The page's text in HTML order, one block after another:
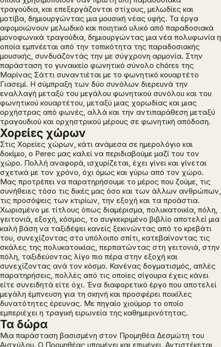
τραγούδια, και επεξεργάζονται στίχους, μελωδίες και
μοτίβα, δημιουργώντας μια μουσική νέας υφής. Τα έργα
αφομοιώνουν μελωδικό και ποιητικό υλικό από παραδοσιακά
μονοφωνικά τραγούδια, δημιουργώντας μια νέα πολυφωνία η
οποία εμπνέεται από την τοπικότητα της παραδοσιακής
μουσικής, συνδυάζοντάς την με σύγχρονη αρμονία. Στην
παράσταση το γυναικείο φωνητικό σύνολο chórεs της
Μαρίνας Σάττι συναντιέται με το φωνητικό κουαρτέτο
Γιασεμί. Η σύμπραξη των δύο συνόλων διερευνά την
εναλλαγή μεταξύ του μεγάλου φωνητικού συνόλου και του
φωνητικού κουαρτέτου, μεταξύ μιας χορωδίας και μιας
ορχήστρας από φωνές, αλλά και την αντιπαράθεση μεταξύ
τραγουδιού και ορχηστρικού μέρους σε φωνητική απόδοση.
Χορείες χώρων
Στις Χορείες χώρων, κάτι ανάμεσα σε ημερολόγιο και
δοκίμιο, o Perec μας καλεί να περιδιαβούμε μαζί του τον
χώρο. Πολλή αναφορά, ισχυρίζεται, έχει γίνει και γίνεται
σχετικά με τον χρόνο, όχι όμως και γύρω από τον χώρο.
Μας προτρέπει να παρατηρήσουμε το μέρος που ζούμε, τις
συνήθειες τόσο τις δικές μας όσο και των άλλων ανθρώπων,
τις προσόψεις των κτιρίων, την εξοχή και τα προάστια.
Χωρισμένο με τίτλους όπως διαμέρισμα, πολυκατοικία, πόλη,
γειτονιά, εξοχή, κόσμος, το συγκεκριμένο βιβλίο αποτελεί μια
καλή βάση να ταξιδέψει κανείς ξεκινώντας από το κρεβάτι
του, συνεχίζοντας στο υπόλοιπο σπίτι, κατεβαίνοντας τις
σκάλες της πολυκατοικίας, περπατώντας στη γειτονιά, στην
πόλη, ταξιδεύοντας λίγο πιο πέρα στην εξοχή και
συνεχίζοντας ανά τον κόσμο. Κανένας δογματισμός, απλές
παρατηρήσεις, πολλές από τις οποίες σίγουρα έχεις κάνει
είτε συνειδητά είτε όχι. Ένα διαφορετικό έργο που αποτελεί
μεγάλη έμπνευση για τη σκηνή και προσφέρει ποικίλες
δυνατότητες έρευνας. Με πηγαίο χιούμορ το οποίο
εμπεριέχει η τραγική ειρωνεία της καθημερινότητας.
Τα δώρα
Μια παράσταση βασισμένη στον Προμηθέα Δεσμώτη του
Αισχύλου. Ο Προμηθέας υπομένει και επιμένει. Αντιστέκεται